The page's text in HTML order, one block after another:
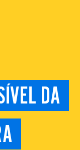
DA